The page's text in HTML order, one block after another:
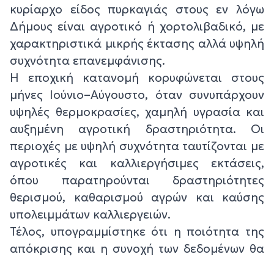
κυρίαρχο είδος πυρκαγιάς στους εν λόγω
Δήμους είναι αγροτικό ή χορτολιβαδικό, με
χαρακτηριστικά μικρής έκτασης αλλά υψηλή
συχνότητα επανεμφάνισης.
Η εποχική κατανομή κορυφώνεται στους
μήνες Ιούνιο–Αύγουστο, όταν συνυπάρχουν
υψηλές θερμοκρασίες, χαμηλή υγρασία και
αυξημένη αγροτική δραστηριότητα. Οι
περιοχές με υψηλή συχνότητα ταυτίζονται με
αγροτικές και καλλιεργήσιμες εκτάσεις,
όπου παρατηρούνται δραστηριότητες
θερισμού, καθαρισμού αγρών και καύσης
υπολειμμάτων καλλιεργειών.
Τέλος, υπογραμμίστηκε ότι η ποιότητα της
απόκρισης και η συνοχή των δεδομένων θα